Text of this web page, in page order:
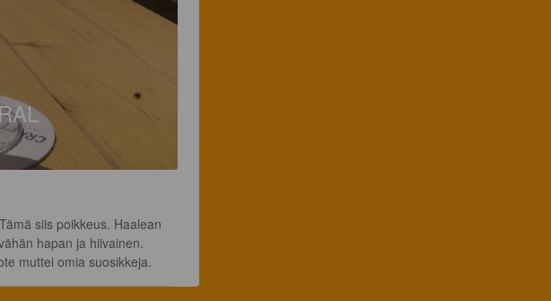
siis poikkeus. Haalean
hapan ja hiivainen.
muttei omia suosikkeja.